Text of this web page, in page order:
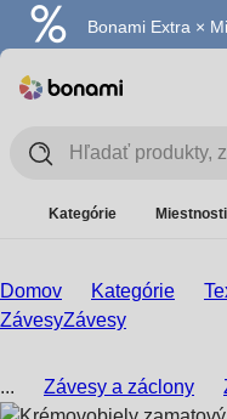
Bonami Extra ×
Kategórie Miestnosti
Domov Kategórie
ZávesyZávesy
... Závesy a záclony